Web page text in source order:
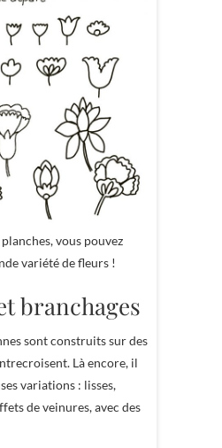
planches, vous pouvez
variété de fleurs !
branchages
sont construits sur des
Là encore, il
variations : lisses,
de veinures, avec des